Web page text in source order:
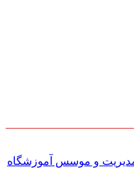
و موسس آموزشگاه